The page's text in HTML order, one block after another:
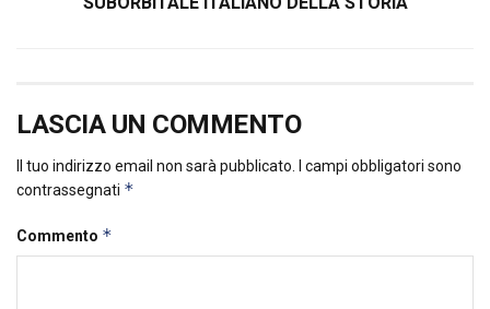
LASCIA UN COMMENTO
Il tuo indirizzo email non sarà pubblicato.
I campi obbligatori sono
contrassegnati *
Commento *